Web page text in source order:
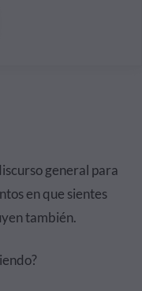
general para
en que sientes
también.